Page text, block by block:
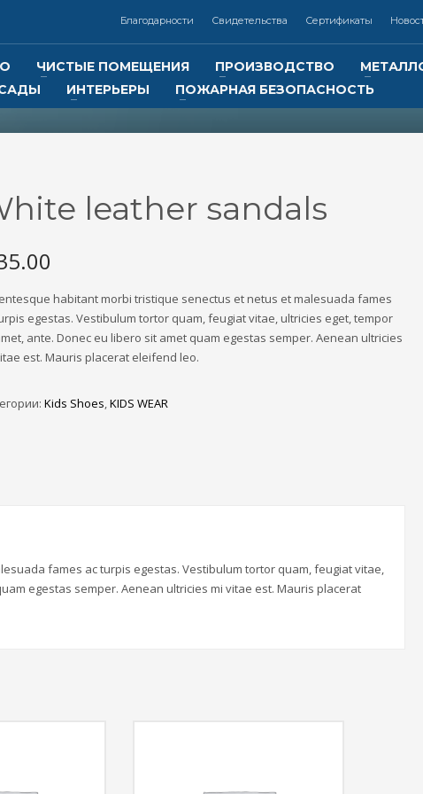
почта: info@otlcom.com
3
Реквизиты:
Сибирском банке ПАО Сбербанк
г. Новосибирск
Благодарности Свидетельства Сертификаты
ЧИСТЫЕ ПОМЕЩЕНИЯ ПРОИЗВОДСТВО
ИНТЕРЬЕРЫ ПОЖАРНАЯ БЕЗОПАСНОСТЬ
leather sandals
habitant morbi tristique senectus et netus et malesuada fames
egestas. Vestibulum tortor quam, feugiat vitae, ultricies eget, tempor
ante. Donec eu libero sit amet quam egestas semper. Aenean ultricies
est. Mauris placerat eleifend leo.
Kids Shoes,KIDS WEAR
fames ac turpis egestas. Vestibulum tortor quam, feugiat vitae,
egestas semper. Aenean ultricies mi vitae est. Mauris placerat